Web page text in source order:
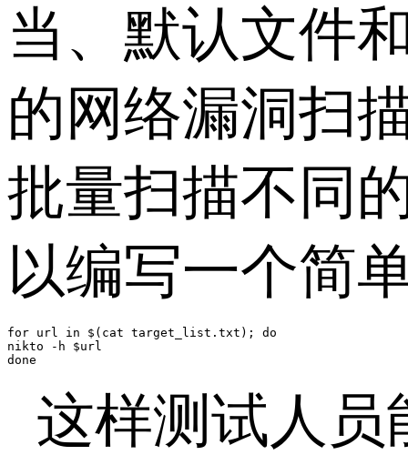
当、默认文件
的网络漏洞扫
批量扫描不同
以编写一个简
for url in $(cat target_list.txt); do
nikto -h $url
done
这样测试人员